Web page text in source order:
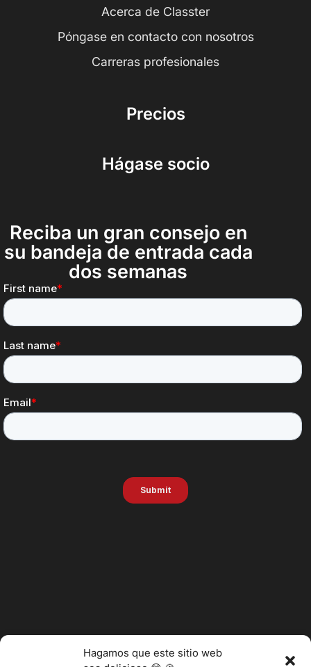
Hagamos que este sitio web
Acerca de Classter
Póngase en contacto con nosotros
Carreras profesionales
Precios
Hágase socio
Reciba un gran consejo en
su bandeja de entrada cada
dos semanas